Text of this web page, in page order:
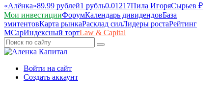
«Алёнка»89.99 рублей1 рубль0.01217Пила ИгоряСырьев ₽
Мои инвестицииФорумКалендарь дивидендовБаза
эмитентовКарта рынкаРасклад силЛидеры ростаРейтинг
MCapИндексный тортLaw & Capital
Войти на сайт
Создать аккаунт